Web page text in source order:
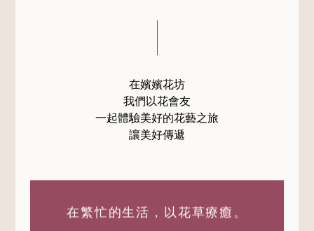
在嬪嬪花坊
我們以花會友
一起體驗美好的花藝之旅
讓美好傳遞
在繁忙的生活， 以花草療癒。